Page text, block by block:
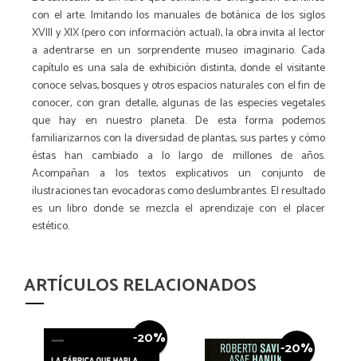
con el arte. Imitando los manuales de botánica de los siglos
XVIII y XIX (pero con información actual), la obra invita al lector
a adentrarse en un sorprendente museo imaginario. Cada
capítulo es una sala de exhibición distinta, donde el visitante
conoce selvas, bosques y otros espacios naturales con el fin de
conocer, con gran detalle, algunas de las especies vegetales
que hay en nuestro planeta. De esta forma podemos
familiarizarnos con la diversidad de plantas, sus partes y cómo
éstas han cambiado a lo largo de millones de años.
Acompañan a los textos explicativos un conjunto de
ilustraciones tan evocadoras como deslumbrantes. El resultado
es un libro donde se mezcla el aprendizaje con el placer
estético.
ARTÍCULOS RELACIONADOS
-20% -20%